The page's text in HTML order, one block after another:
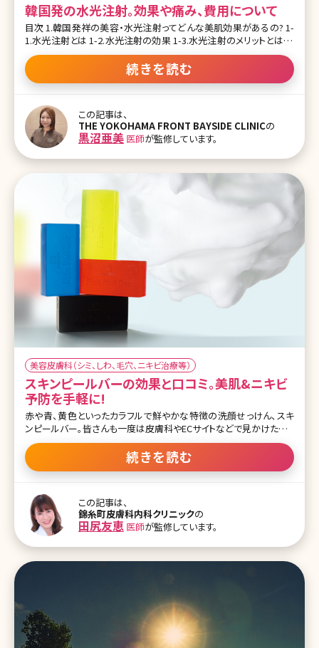
韓国発の水光注射。効果や痛み、費用について
目次 1.韓国発祥の美容・水光注射ってどんな美肌効果があるの? 1-
1.水光注射とは 1-2.水光注射の効果 1-3.水光注射のメリットとは 1-
4.水光注射の痛みは? 1-5.水光注射のダウンタイム、跡や赤み、内出
血がある? 2.水光注射の費用 3.まとめ 【監修医師からのワンポイン
ト】美容成分を極細の針で皮膚に直接注入することで、乾燥知らず
的少ないためとってもオススメです。 1.韓国発祥の美容・水光注射っ
てどんな美肌効果があるの? 透明感のある美しい肌に定評がある韓
国人女性。透明感があってきめが細かく、かつ健康でトラブルのない
美肌に憧れている方も多いのでは?そんな美容大国・韓国で人気を
集めているのが水光注射（すいこうちゅうしゃ）です。エイジングによっ
続きを読む
この記事は、
THE YOKOHAMA FRONT BAYSIDE CLINICの
黒沼亜美 医師が監修しています。
美容皮膚科（シミ、しわ、毛穴、ニキビ治療等）
スキンピールバーの効果と口コミ。美肌&ニキビ
予防を手軽に!
赤や青、黄色といったカラフルで鮮やかな特徴の洗顔せっけん、スキ
ンピールバー。皆さんも一度は皮膚科やECサイトなどで見かけたこと
があるのではないでしょうか。ピーリング効果のあるせっけんで、洗
顔感覚でピーリングできるというアイテムです。興味はあるものの、
「肌が弱いから使えない」「ピーリングは怖い」と考えている人も多い
めに、スキンピールバーの効果や人気の理由について詳しくお話して
いきます。 【監修医師からのワンポイント】 肌トラブルの多くは、ター
ンオーバーの乱れからきています。そこで、肌の余分な角質を除去し、
ターンオーバーを正常に保つためにも、ピーリング石鹸で洗顔するこ
とをおすすめしています。 目次 1.スキンピールバーとは 1-1.スキン
続きを読む
この記事は、
錦糸町皮膚科内科クリニックの
田尻友恵 医師が監修しています。